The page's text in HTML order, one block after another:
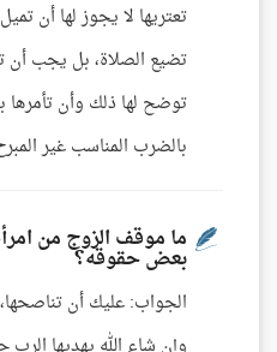
تعتريها لا يجوز لها أن
تضيع الصلاة، بل يجب أن
توضح لها ذلك وأن تأمرها
بالضرب المناسب غير
ما موقف الزوج من
بعض حقوقه؟
الجواب: عليك أن